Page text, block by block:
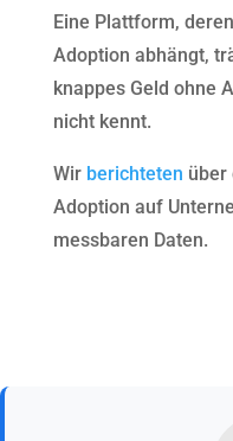
Eine Plattform,
Adoption abhängt,
knappes Geld ohne
nicht kennt.
Wir berichteten über
Adoption auf
messbaren Daten.